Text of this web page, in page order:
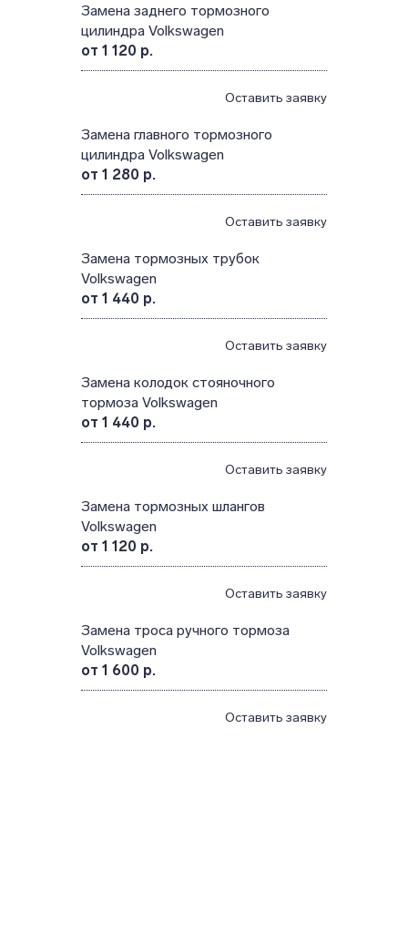
Замена заднего тормозного
цилиндра Volkswagen
от 1 120 р.
Оставить заявку
Замена главного тормозного
цилиндра Volkswagen
от 1 280 р.
Оставить заявку
Замена тормозных трубок
Volkswagen
от 1 440 р.
Оставить заявку
Замена колодок стояночного
тормоза Volkswagen
от 1 440 р.
Оставить заявку
Замена тормозных шлангов
Volkswagen
от 1 120 р.
Оставить заявку
Замена троса ручного тормоза
Volkswagen
от 1 600 р.
Оставить заявку